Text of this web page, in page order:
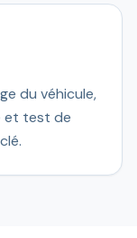
du véhicule,
et test de